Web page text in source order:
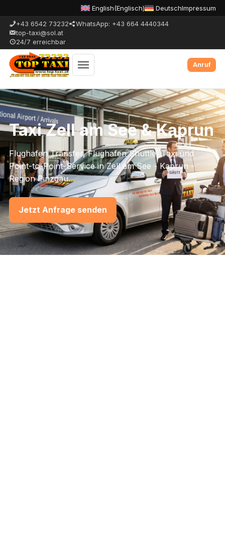
English(Englisch) DeutschImpressum
+43 6542 73232
WhatsApp: +43 664 4440344
top-taxi@sol.at
24/7 erreichbar
Menue
Taxi Zell am See & Kaprun
Flughafen Transfer, Flughafen Shuttle, Taxi und
Point-to-Point-Service in Zell am See - Kaprun -
Region Pinzgau.
Jetzt Anfrage senden